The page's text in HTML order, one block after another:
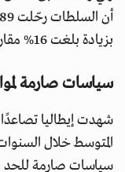
بزيادة بلغت 16% مقارنة بعام 2023.
سياسات صارمة
شهدت إيطاليا
المتوسط خلال
سياسات صارمة للحد